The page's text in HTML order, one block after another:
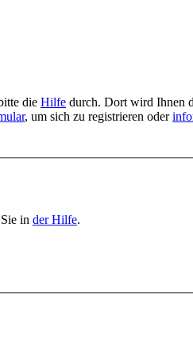
die Hilfe durch. Dort wird Ihnen
, um sich zu registrieren oder
in der Hilfe.